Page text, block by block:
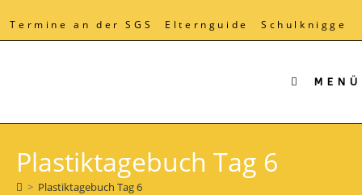
springen
Termine an der SGS Elternguide Schulknigge
MENÜ
Plastiktagebuch Tag 6
> Plastiktagebuch Tag 6